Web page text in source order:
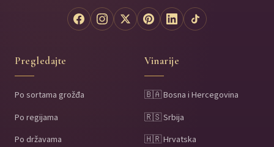
Pregledajte
Po sortama grožđa
Po regijama
Po državama
Vinarije
🇧🇦 Bosna i Hercegovina
🇷🇸 Srbija
🇭🇷 Hrvatska